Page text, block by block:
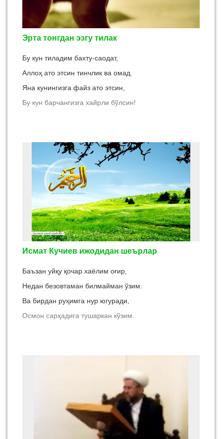
Эрта тонгдан эзгу тилак
Бу кун тиладим бахту-саодат,
Аллоҳ ато этсин тинчлик ва омад.
Яна кунингизга файз ато этсин,
Бу кун барчангизга хайрли бўлсин!
Исмат Кучиев ижодидан шеърлар
Баъзан уйқу қочар хаёлим оғир,
Недан безовтаман билмайман ўзим.
Ва бирдан руҳимга нур югуради,
Осмон сарҳадига тушаркан кўзим.
Ва, умид қушлари тўрт томонимда,
Гўё мени чорлаб қоқади, қанот.
Сенинг ёдинг бунча хушбўй эй Раббим,
Хушбахт кунлар завқин солар дилимга.